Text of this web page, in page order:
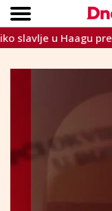
u Haagu preraslo u